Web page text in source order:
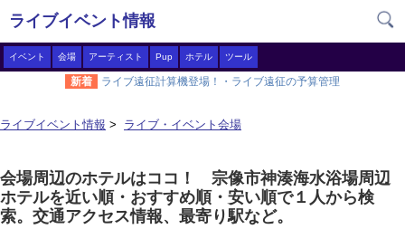
ライブイベント情報
イベント 会場 アーティスト Pup ホテル ツール
新着 ライブ遠征計算機登場！・ライブ遠征の予算管理
ライブイベント情報 > ライブ・イベント会場
会場周辺のホテルはココ！ 宗像市神湊海水浴場周辺
ホテルを近い順・おすすめ順・安い順で１人から検
索。交通アクセス情報、最寄り駅など。